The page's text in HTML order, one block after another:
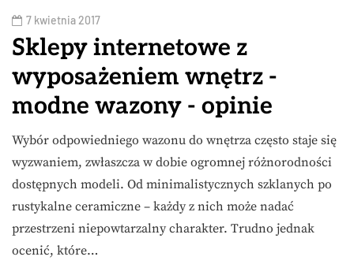
7 kwietnia 2017
Sklepy internetowe z
wyposażeniem wnętrz -
modne wazony - opinie
Wybór odpowiedniego wazonu do wnętrza często staje się
wyzwaniem, zwłaszcza w dobie ogromnej różnorodności
dostępnych modeli. Od minimalistycznych szklanych po
rustykalne ceramiczne – każdy z nich może nadać
przestrzeni niepowtarzalny charakter. Trudno jednak
ocenić, które…